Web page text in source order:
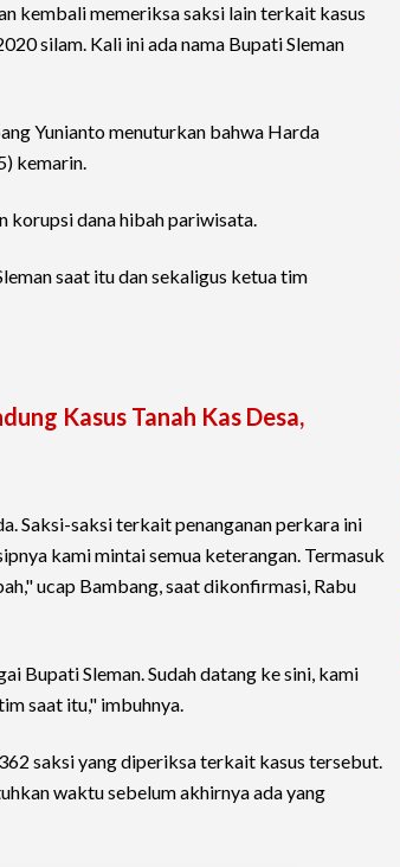
kembali memeriksa saksi lain terkait kasus
silam. Kali ini ada nama Bupati Sleman
Yunianto menuturkan bahwa Harda
kemarin.
korupsi dana hibah pariwisata.
saat itu dan sekaligus ketua tim
Kasus Tanah Kas Desa,
Saksi-saksi terkait penanganan perkara ini
kami mintai semua keterangan. Termasuk
ucap Bambang, saat dikonfirmasi, Rabu
Bupati Sleman. Sudah datang ke sini, kami
saat itu," imbuhnya.
saksi yang diperiksa terkait kasus tersebut.
waktu sebelum akhirnya ada yang